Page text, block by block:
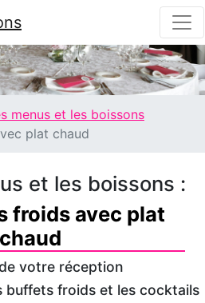
menus et les boissons
plat chaud
et les boissons :
froids avec plat
chaud
votre réception
buffets froids et les cocktails